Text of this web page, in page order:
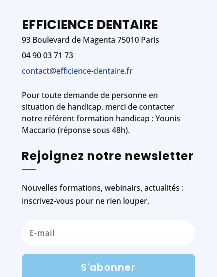
EFFICIENCE DENTAIRE
93 Boulevard de Magenta 75010 Paris
04 90 03 71 73
contact@efficience-dentaire.fr
Pour toute demande de personne en
situation de handicap, merci de contacter
notre référent formation handicap : Younis
Maccario (réponse sous 48h).
Rejoignez notre newsletter
Nouvelles formations, webinairs, actualités :
inscrivez-vous pour ne rien louper.
S'abonner